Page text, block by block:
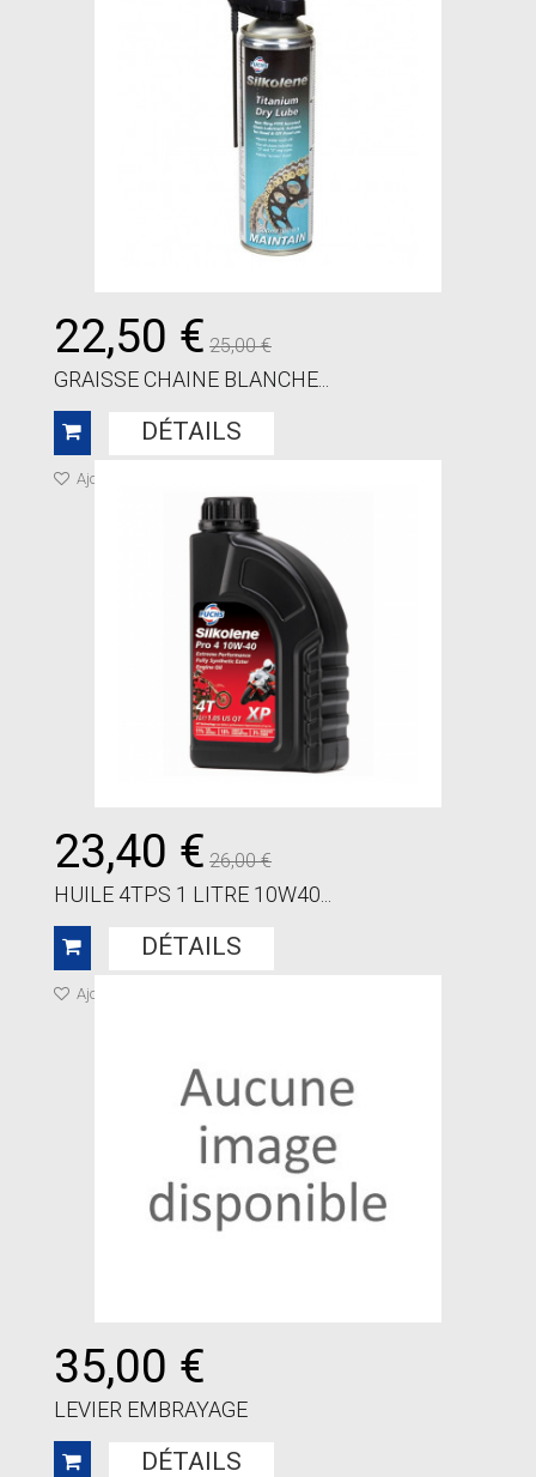
22,50 € 25,00 €
GRAISSE CHAINE BLANCHE...
DÉTAILS
Ajouter à ma liste de cadeaux
23,40 € 26,00 €
HUILE 4TPS 1 LITRE 10W40...
DÉTAILS
Ajouter à ma liste de cadeaux
35,00 €
LEVIER EMBRAYAGE
DÉTAILS